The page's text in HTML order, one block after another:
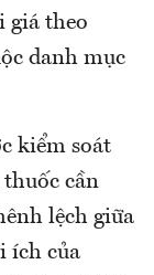
giá theo
danh mục
kiểm soát
cần
lệch giữa
ích của